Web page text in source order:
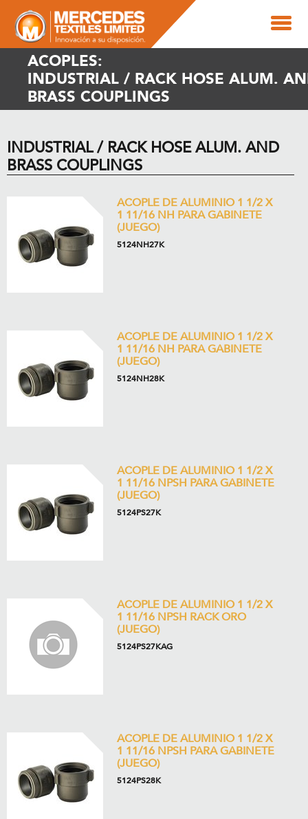
ACOPLES:
INDUSTRIAL / RACK HOSE ALUM.
BRASS COUPLINGS
INDUSTRIAL / RACK HOSE ALUM. AND
BRASS COUPLINGS
ACOPLE DE ALUMINIO 1 1/2 X
1 11/16 NH PARA GABINETE
(JUEGO)
5124NH27K
ACOPLE DE ALUMINIO 1 1/2 X
1 11/16 NH PARA GABINETE
(JUEGO)
5124NH28K
ACOPLE DE ALUMINIO 1 1/2 X
1 11/16 NPSH PARA GABINETE
(JUEGO)
5124PS27K
ACOPLE DE ALUMINIO 1 1/2 X
1 11/16 NPSH RACK ORO
(JUEGO)
5124PS27KAG
ACOPLE DE ALUMINIO 1 1/2 X
1 11/16 NPSH PARA GABINETE
(JUEGO)
5124PS28K